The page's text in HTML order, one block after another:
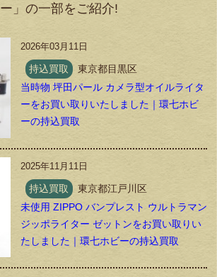
ー」の一部をご紹介!
2026年03月11日
持込買取
東京都目黒区
当時物 坪田パール カメラ型オイルライタ
ーをお買い取りいたしました｜環七ホビ
ーの持込買取
2025年11月11日
持込買取
東京都江戸川区
未使用 ZIPPO バンプレスト ウルトラマン
ジッポライター ゼットンをお買い取りい
たしました｜環七ホビーの持込買取